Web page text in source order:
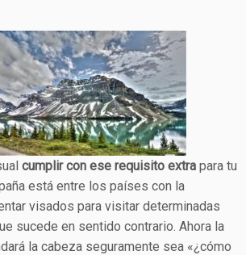
cumplir con ese requisito extra para tu
está entre los países con la
visados para visitar determinadas
sucede en sentido contrario. Ahora la
la cabeza seguramente sea «¿cómo